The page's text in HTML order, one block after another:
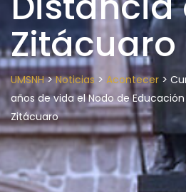
Zitácuaro
UMSNH>Noticias > Acontecer >
años de vida el Nodo de
Zitácuaro